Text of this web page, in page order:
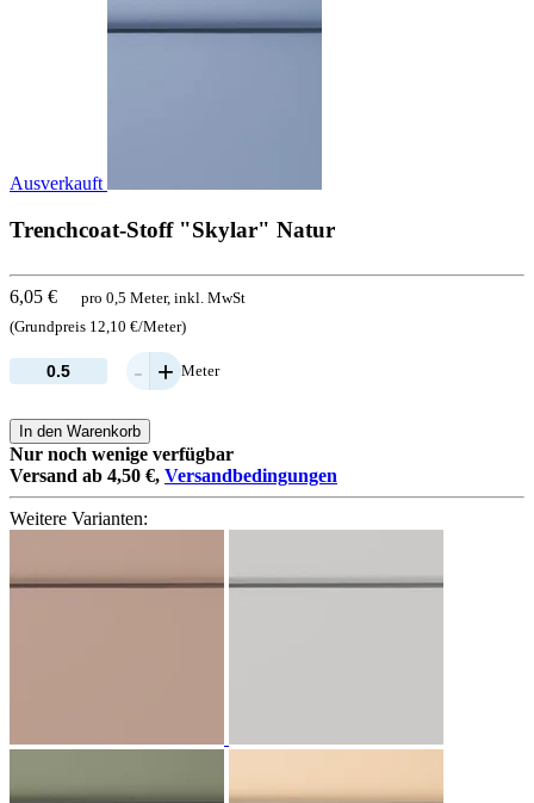
Ausverkauft
Trenchcoat-Stoff "Skylar" Natur
6,05 €
pro 0,5 Meter, inkl. MwSt
(Grundpreis 12,10 €/Meter)
- + Meter
In den Warenkorb
Nur noch wenige verfügbar
Versand ab 4,50 €, Versandbedingungen
Weitere Varianten: